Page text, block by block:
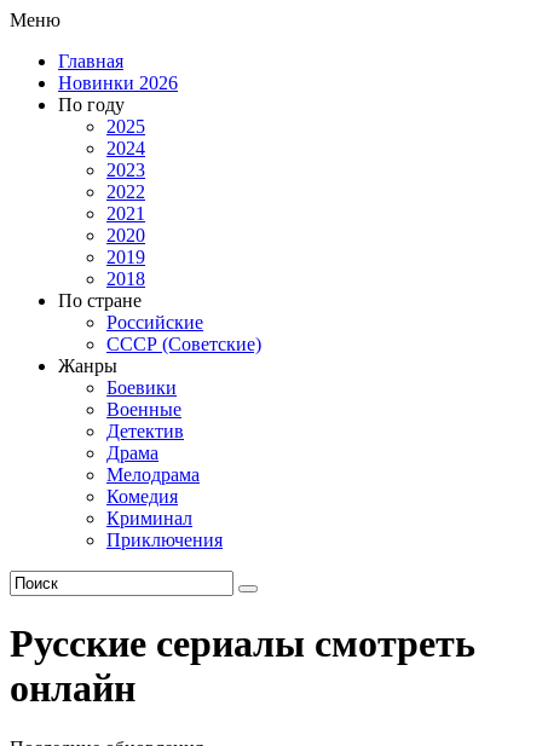
Меню
Главная
Новинки 2026
По году
2025
2024
2023
2022
2021
2020
2019
2018
По стране
Российские
СССР (Советские)
Жанры
Боевики
Военные
Детектив
Драма
Мелодрама
Комедия
Криминал
Приключения
Русские сериалы смотреть
онлайн